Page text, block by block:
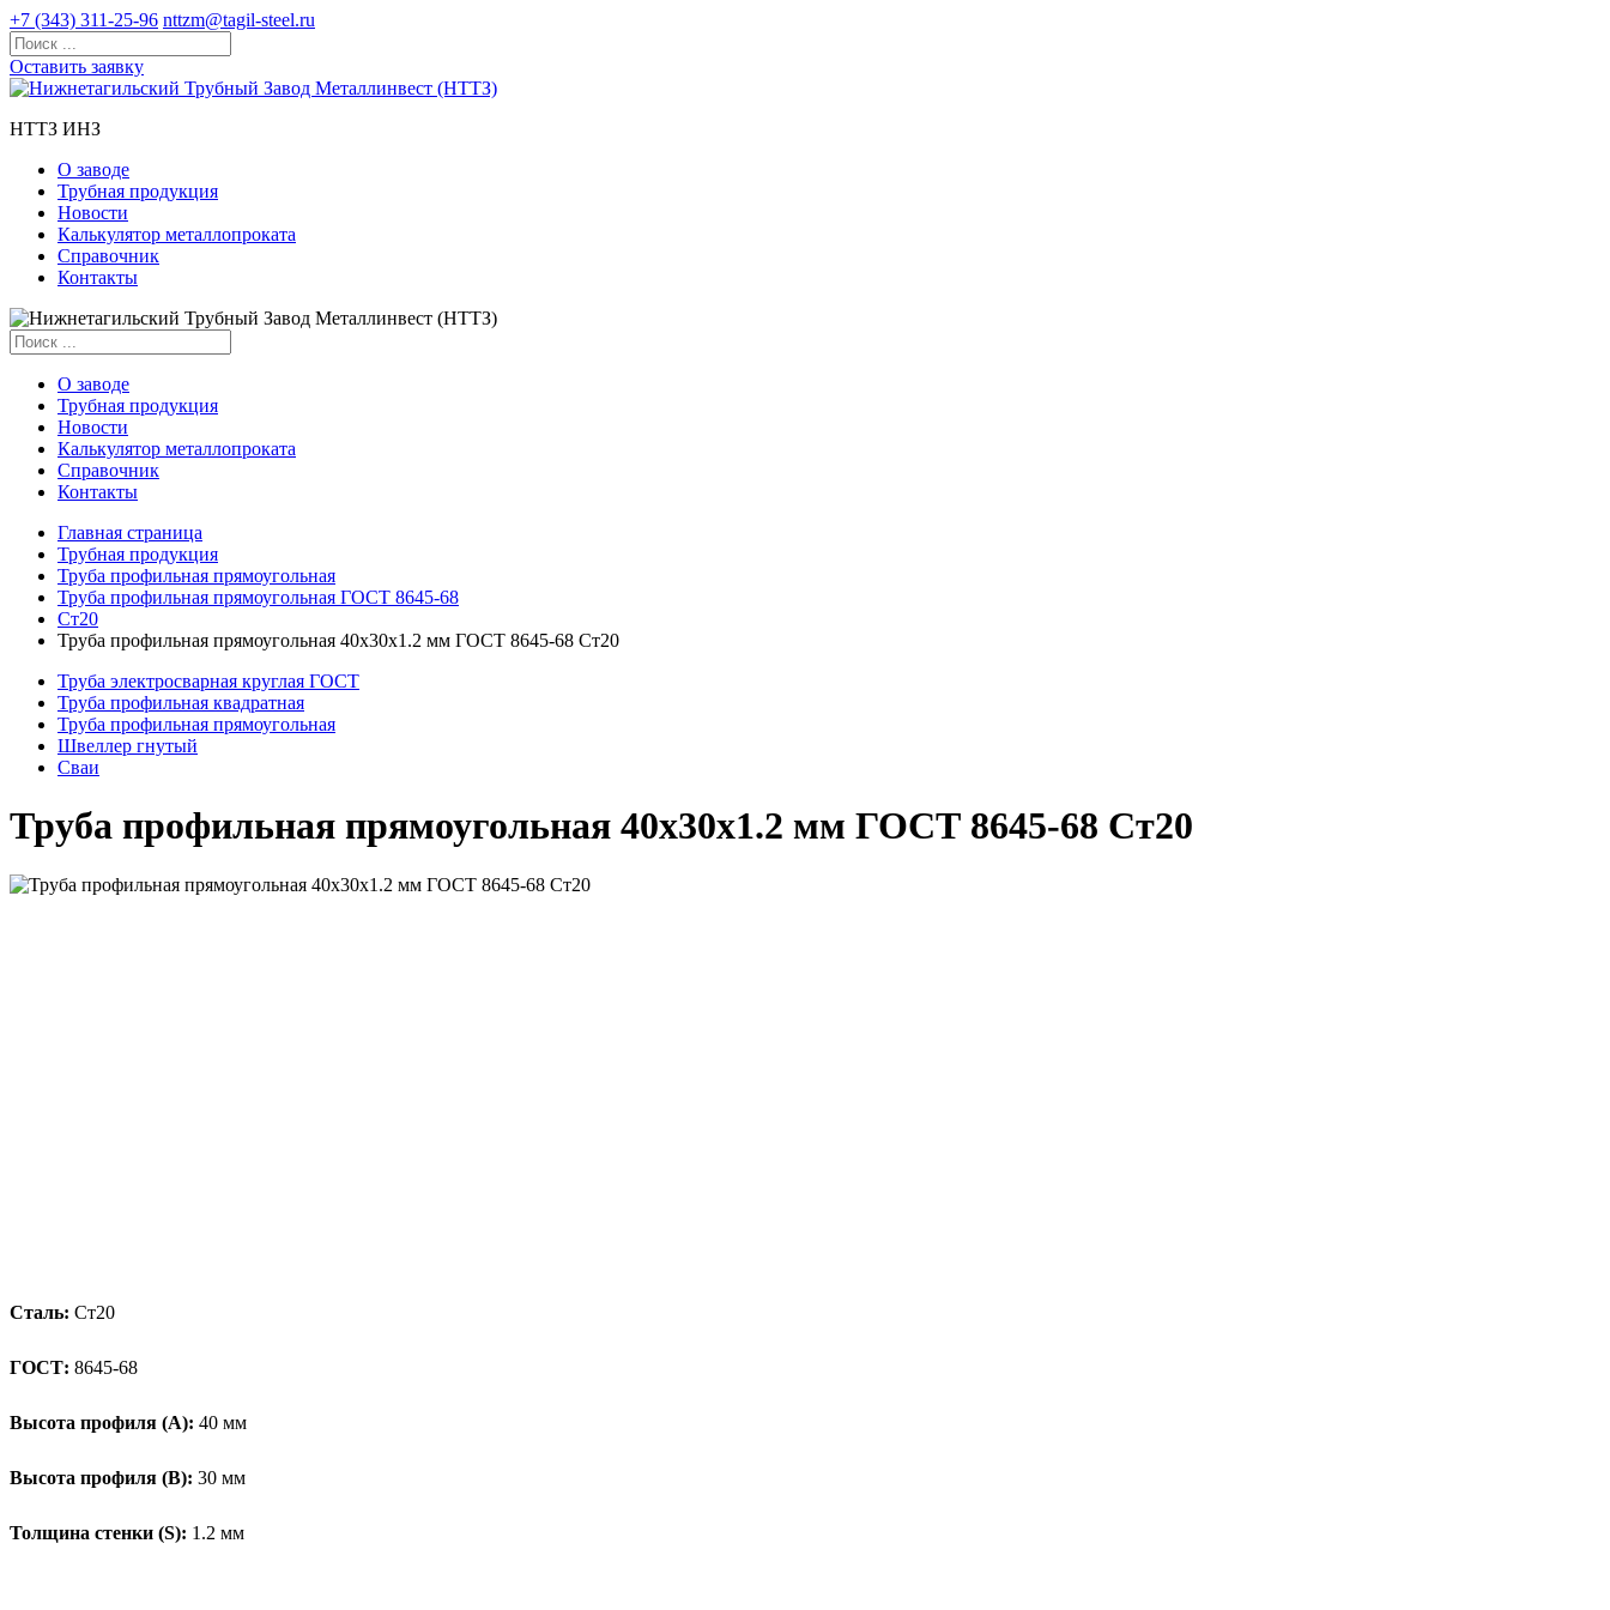
+7 (343) 311-25-96 nttzm@tagil-steel.ru
Оставить заявку
НТТЗ ИНЗ
О заводе
Трубная продукция
Новости
Калькулятор металлопроката
Справочник
Контакты
О заводе
Трубная продукция
Новости
Калькулятор металлопроката
Справочник
Контакты
Главная страница
Трубная продукция
Труба профильная прямоугольная
Труба профильная прямоугольная ГОСТ 8645-68
Ст20
Труба профильная прямоугольная 40x30x1.2 мм ГОСТ 8645-68 Ст20
Труба электросварная круглая ГОСТ
Труба профильная квадратная
Труба профильная прямоугольная
Швеллер гнутый
Сваи
Труба профильная прямоугольная 40x30x1.2 мм ГОСТ 8645-68 Ст20
Сталь: Ст20
ГОСТ: 8645-68
Высота профиля (А): 40 мм
Высота профиля (B): 30 мм
Толщина стенки (S): 1.2 мм